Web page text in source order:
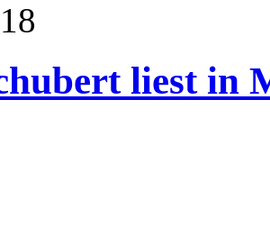
liest in